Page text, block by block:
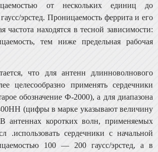
от нескольких единиц до
эрстед. Проницаемость ферри­та и его
частота находятся в тесной зависимости:
тем ниже пре­дельная рабочая
что для антенн длинноволно­вого
целесообразно применять сер­дечники
обозначение Ф-2000), а для диапазона
(цифры в мар­ке указывают величину
антеннах ко­ротких волн, применяемых
.использо­вать сердечники с начальной
100 — 200 гаусс/эрстед, а в